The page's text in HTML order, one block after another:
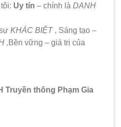
Uy tín – chính là DANH
KHÁC BIỆT, Sáng tạo –
,Bền vững – giá trị của
Truyền thông Phạm Gia